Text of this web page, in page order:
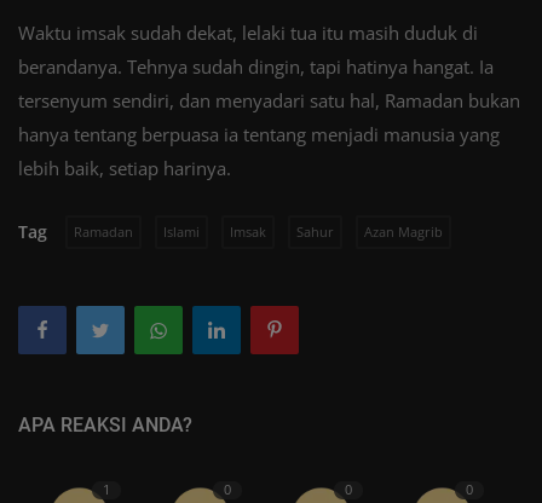
Waktu imsak sudah dekat, lelaki tua itu masih duduk di
berandanya. Tehnya sudah dingin, tapi hatinya hangat. Ia
tersenyum sendiri, dan menyadari satu hal, Ramadan bukan
hanya tentang berpuasa ia tentang menjadi manusia yang
lebih baik, setiap harinya.
Tag Ramadan Islami Imsak Sahur Azan Magrib
APA REAKSI ANDA?
1 0 0 0